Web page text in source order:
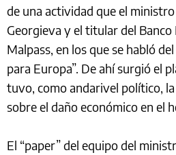
de una actividad que el
Georgieva y el titular del
Malpass, en los que se habló
para Europa”. De ahí surgió el
tuvo, como andarivel político,
sobre el daño económico en el
El “paper” del equipo del